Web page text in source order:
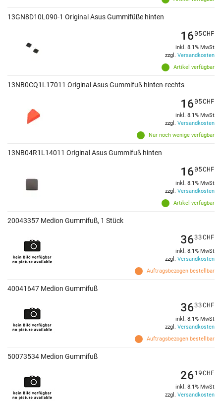
13GN8D10L090-1 Original Asus Gummifüße hinten
Artikel verfügbar
1605CHF
inkl. 8.1% MwSt
zzgl. Versandkosten
13NB0CQ1L17011 Original Asus Gummifuß hinten-rechts
Nur noch wenige verfügbar
1605CHF
inkl. 8.1% MwSt
zzgl. Versandkosten
13NB04R1L14011 Original Asus Gummifuß hinten
Artikel verfügbar
1605CHF
inkl. 8.1% MwSt
zzgl. Versandkosten
20043357 Medion Gummifuß, 1 Stück
Auftragsbezogen bestellbar
3633CHF
inkl. 8.1% MwSt
zzgl. Versandkosten
40041647 Medion Gummifuß
Auftragsbezogen bestellbar
3633CHF
inkl. 8.1% MwSt
zzgl. Versandkosten
50073534 Medion Gummifuß
2619CHF
inkl. 8.1% MwSt
zzgl. Versandkosten